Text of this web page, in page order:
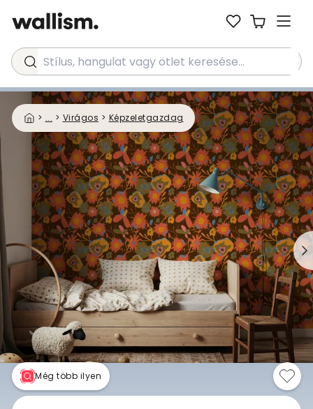
Stílus, hangulat vagy ötlet keresése...
> ... > Virágos > Képzeletgazdag
Még több ilyen